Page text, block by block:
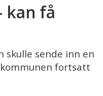
kan få
skulle sende inn en
fortsatt